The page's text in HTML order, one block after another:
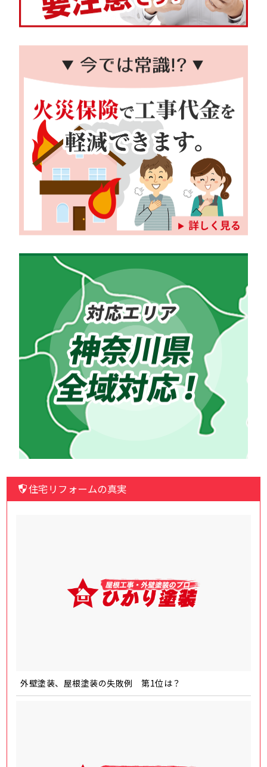
住宅リフォームの真実
外壁塗装、屋根塗装の失敗例 第1位は？